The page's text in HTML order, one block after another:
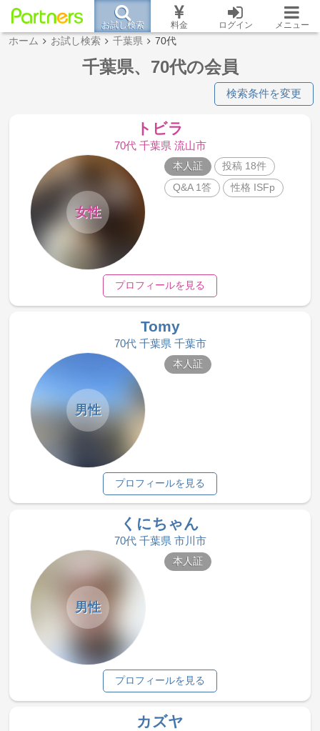
お試し検索 料金 ログイン メニュー
ホーム お試し検索 千葉県 70代
千葉県、70代の会員
検索条件を変更
トビラ
70代 千葉県 流山市
女性
本人証
投稿 18件
Q&A 1答
性格 ISFp
プロフィールを見る
Tomy
70代 千葉県 千葉市
男性
本人証
プロフィールを見る
くにちゃん
70代 千葉県 市川市
男性
本人証
プロフィールを見る
カズヤ